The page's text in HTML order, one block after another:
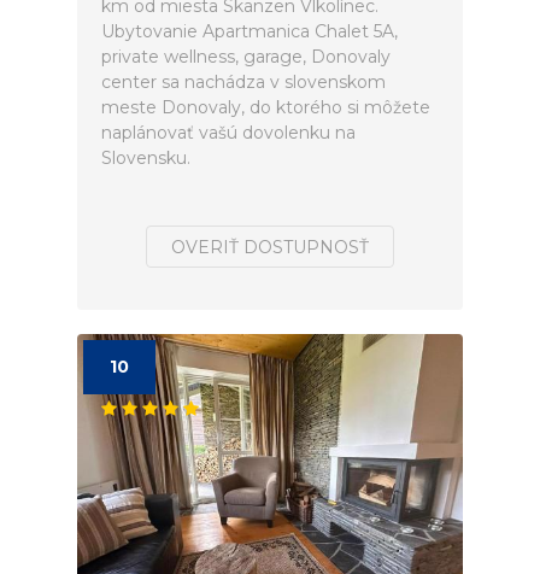
km od miesta Skanzen Vlkolínec.
Ubytovanie Apartmanica Chalet 5A,
private wellness, garage, Donovaly
center sa nachádza v slovenskom
meste Donovaly, do ktorého si môžete
naplánovať vašú dovolenku na
Slovensku.
OVERIŤ DOSTUPNOSŤ
10